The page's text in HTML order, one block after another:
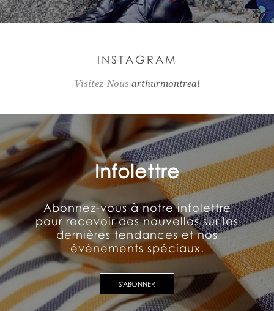
INSTAGRAM
Visitez-Nous arthurmontreal
Infolettre
Abonnez-vous à notre infolettre
pour recevoir des nouvelles sur les
dernières tendances et nos
événements spéciaux.
S'ABONNER